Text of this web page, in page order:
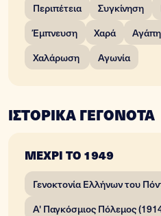
Περιπέτεια Συγκίνηση
Έμπνευση
Χαρά Αγάπη
Χαλάρωση
Αγωνία
ΙΣΤΟΡΙΚΑ ΓΕΓΟΝΟΤΑ
ΜΕΧΡΙ ΤΟ 1949
Γενοκτονία Ελλήνων του
Α' Παγκόσμιος Πόλεμος